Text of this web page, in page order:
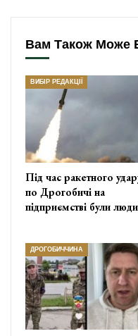
Вам Також Може
ВИБІР РЕДАКЦІЇ
Під час ракетного
по Дрогобичі на
підприємстві були люди
ДРОГОБИЧЧИНА